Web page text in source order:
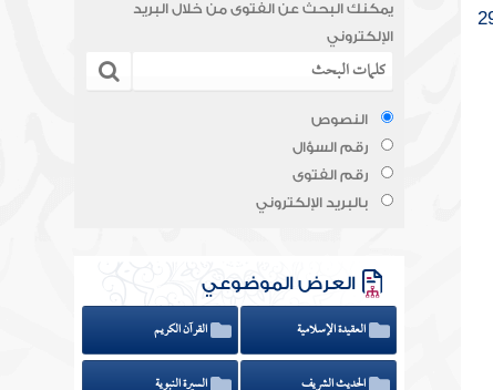
يمكنك البحث عن الفتوى من خلال البريد
الإلكتروني
النصوص
رقم السؤال
رقم الفتوى
بالبريد الإلكتروني
العرض الموضوعي
العقيدة الإسلامية القرآن الكريم
الحديث الشريف السيرة النبوية